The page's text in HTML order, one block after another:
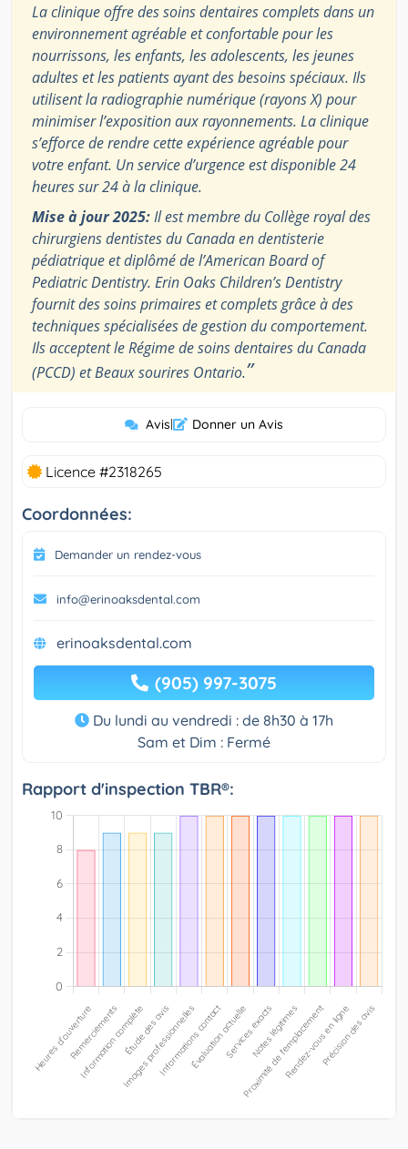
La clinique offre des soins dentaires complets dans un
environnement agréable et confortable pour les
nourrissons, les enfants, les adolescents, les jeunes
adultes et les patients ayant des besoins spéciaux. Ils
utilisent la radiographie numérique (rayons X) pour
minimiser l’exposition aux rayonnements. La clinique
s’efforce de rendre cette expérience agréable pour
votre enfant. Un service d’urgence est disponible 24
heures sur 24 à la clinique.
Mise à jour 2025:Il est membre du Collège royal des
chirurgiens dentistes du Canada en dentisterie
pédiatrique et diplômé de l’American Board of
Pediatric Dentistry. Erin Oaks Children’s Dentistry
fournit des soins primaires et complets grâce à des
techniques spécialisées de gestion du comportement.
Ils acceptent le Régime de soins dentaires du Canada
(PCCD) et Beaux sourires Ontario.”
Avis| Donner un Avis
Licence #2318265
Coordonnées:
Demander un rendez-vous
info@erinoaksdental.com
erinoaksdental.com
(905) 997-3075
Du lundi au vendredi : de 8h30 à 17h
Sam et Dim : Fermé
Rapport d'inspection TBR®: